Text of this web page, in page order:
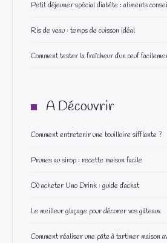
Petit déjeuner spécial diabète : aliments
Ris de veau : temps de cuisson idéal
Comment tester la fraîcheur d’un œuf
A Découvrir
Comment entretenir une bouilloire sifflante ?
Prunes au sirop : recette maison facile
Où acheter Uno Drink : guide d’achat
Le meilleur glaçage pour décorer vos gâteaux
Comment réaliser une pâte à tartiner maison